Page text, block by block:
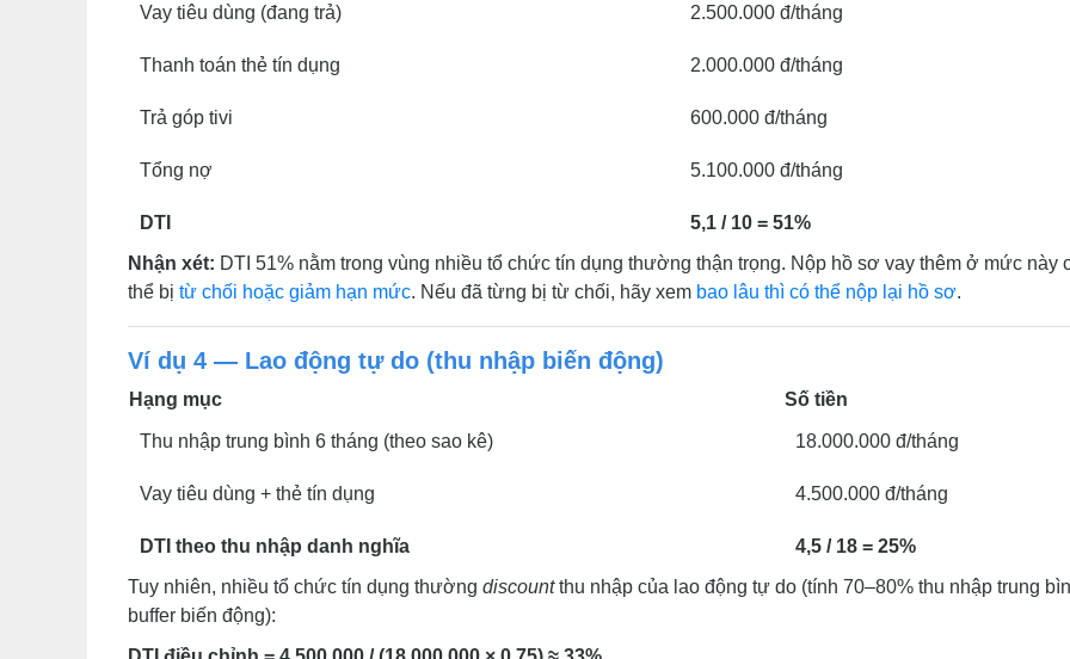
Vay tiêu dùng (đang trả) 2.500.000 đ/tháng
Thanh toán thẻ tín dụng 2.000.000 đ/tháng
Trả góp tivi 600.000 đ/tháng
Tổng nợ 5.100.000 đ/tháng
DTI
5,1 / 10 = 51%
Nhận xét: DTI 51% nằm trong vùng nhiều tổ chức tín dụng thường thận trọng. Nộp hồ sơ vay thêm ở mức này
thể bị từ chối hoặc giảm hạn mức. Nếu đã từng bị từ chối, hãy xem bao lâu thì có thể nộp lại hồ sơ.
Ví dụ 4 — Lao động tự do (thu nhập biến động)
Hạng mục Số tiền
Thu nhập trung bình 6 tháng (theo sao kê) 18.000.000 đ/tháng
Vay tiêu dùng + thẻ tín dụng 4.500.000 đ/tháng
DTI theo thu nhập danh nghĩa
4,5 / 18 = 25%
Tuy nhiên, nhiều tổ chức tín dụng thường discountthu nhập của lao động tự do (tính 70–80% thu nhập trung
buffer biến động):